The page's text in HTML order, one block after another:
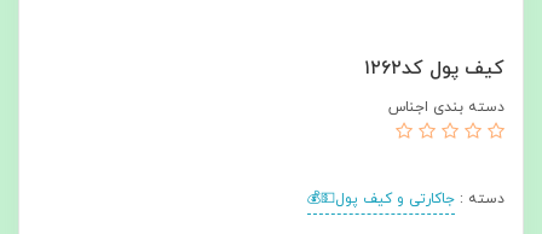
کیف‌ پول کد۱۲۶۲
دسته بندی اجناس
دسته : جاکارتی و کیف پول💵💰